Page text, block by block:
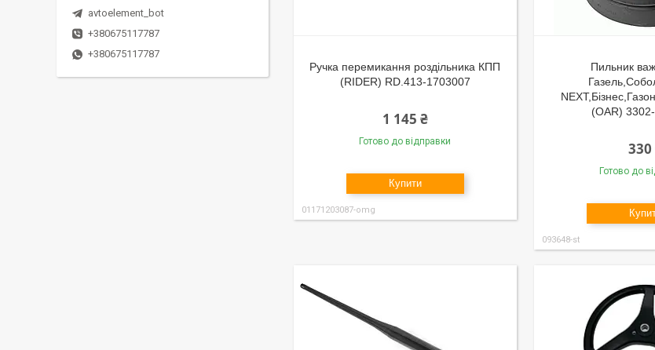
Ручка перемикання роздільника КПП
(RIDER) RD.413-1703007
1 145 ₴
Готово до відправки
Купити
01171203087-omg
Пильник
(OAR)
330
Готово до
093648-st
avtoelement_bot
+380675117787
+380675117787